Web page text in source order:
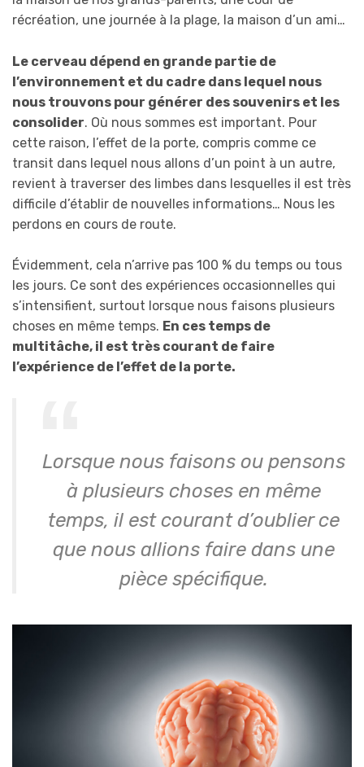
récréation, une journée à la plage, la maison d’un ami…
Le cerveau dépend en grande partie de
l’environnement et du cadre dans lequel nous
nous trouvons pour générer des souvenirs et les
consolider. Où nous sommes est important. Pour
cette raison, l’effet de la porte, compris comme ce
transit dans lequel nous allons d’un point à un autre,
revient à traverser des limbes dans lesquelles il est très
difficile d’établir de nouvelles informations… Nous les
perdons en cours de route.
Évidemment, cela n’arrive pas 100 % du temps ou tous
les jours. Ce sont des expériences occasionnelles qui
s’intensifient, surtout lorsque nous faisons plusieurs
choses en même temps. En ces temps de
multitâche, il est très courant de faire
l’expérience de l’effet de la porte.
Lorsque nous faisons ou pensons
à plusieurs choses en même
temps, il est courant d’oublier ce
que nous allions faire dans une
pièce spécifique.